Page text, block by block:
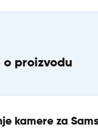
o proizvodu
kamere za